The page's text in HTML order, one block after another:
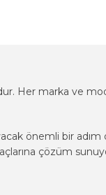
Her marka ve
önemli bir
çözüm
Her marka ve